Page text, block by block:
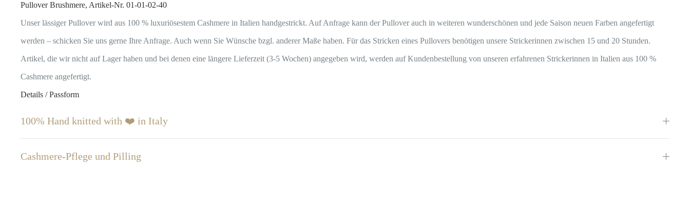
Cashmere
Menge
Pullover Brushmere, Artikel-Nr. 01-01-02-40
Unser lässiger Pullover wird aus 100 % luxuriösestem Cashmere in Italien handgestrickt. Auf Anfrage kann der Pullover auch in weiteren wunderschönen und jede Saison neuen Farben angefertigt
werden – schicken Sie uns gerne Ihre Anfrage. Auch wenn Sie Wünsche bzgl. anderer Maße haben. Für das Stricken eines Pullovers benötigen unsere Strickerinnen zwischen 15 und 20 Stunden.
Artikel, die wir nicht auf Lager haben und bei denen eine längere Lieferzeit (3-5 Wochen) angegeben wird, werden auf Kundenbestellung von unseren erfahrenen Strickerinnen in Italien aus 100 %
Cashmere angefertigt.
Details / Passform
100% Hand knitted with ❤️ in Italy
Cashmere-Pflege und Pilling